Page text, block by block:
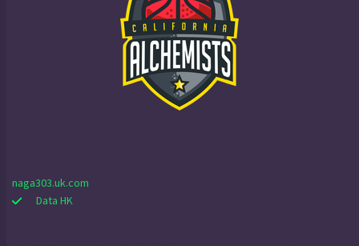
naga303.uk.com
Data HK